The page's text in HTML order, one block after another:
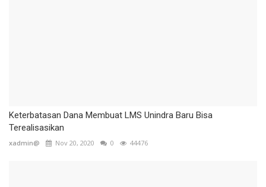
Keterbatasan Dana Membuat LMS Unindra Baru Bisa
Terealisasikan
xadmin@ Nov 20, 2020 0 44476